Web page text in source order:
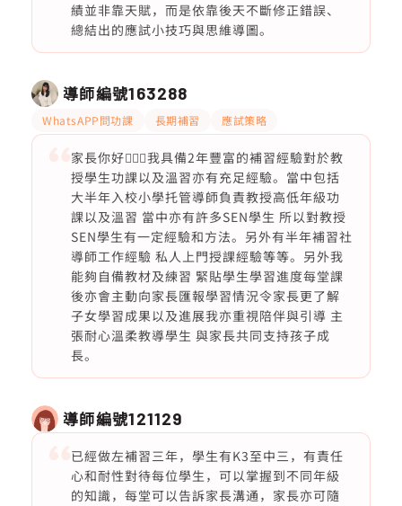
績並非靠天賦，而是依靠後天不斷修正錯誤、
總結出的應試小技巧與思維導圖。
導師編號163288
WhatsAPP問功課 長期補習 應試策略
家長你好🙇🏻‍♀️我具備2年豐富的補習經驗對於教
授學生功課以及溫習亦有充足經驗。當中包括
大半年入校小學托管導師負責教授高低年級功
課以及溫習 當中亦有許多SEN學生 所以對教授
SEN學生有一定經驗和方法。另外有半年補習社
導師工作經驗 私人上門授課經驗等等。另外我
能夠自備教材及練習 緊貼學生學習進度每堂課
後亦會主動向家長匯報學習情況令家長更了解
子女學習成果以及進展我亦重視陪伴與引導 主
張耐心溫柔教導學生 與家長共同支持孩子成
長。
導師編號121129
已經做左補習三年，學生有K3至中三，有責任
心和耐性對待每位學生，可以掌握到不同年級
的知識，每堂可以告訴家長溝通，家長亦可隨